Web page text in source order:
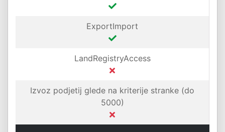
ExportImport
LandRegistryAccess
Izvoz podjetij glede na kriterije stranke (do
5000)